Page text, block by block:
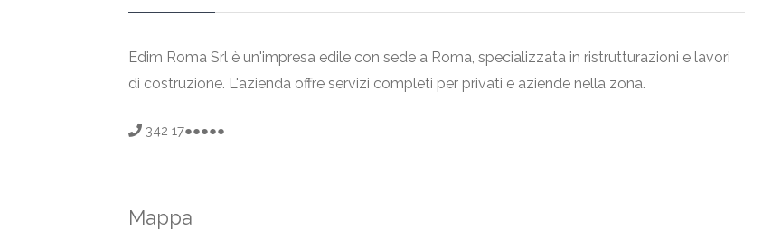
Edim Roma Srl è un'impresa edile con sede a Roma, specializzata in ristrutturazioni e lavori
di costruzione. L'azienda offre servizi completi per privati e aziende nella zona.
342 17●●●●●
Mappa